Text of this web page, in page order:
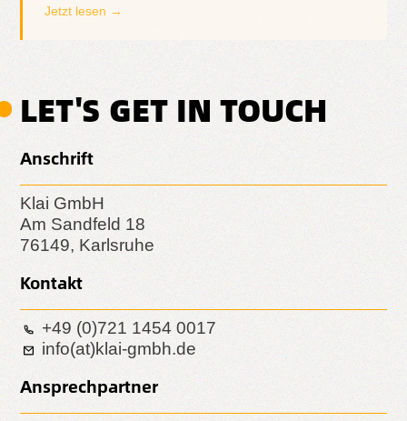
Jetzt lesen →
LET'S GET IN TOUCH
Anschrift
Klai GmbH
Am Sandfeld 18
76149, Karlsruhe
Kontakt
+49 (0)721 1454 0017
info(at)klai-gmbh.de
Ansprechpartner